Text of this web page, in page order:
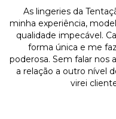
As lingeries da
minha experiência,
qualidade impecável.
forma única e me
poderosa. Sem falar nos
a relação a outro nível
virei